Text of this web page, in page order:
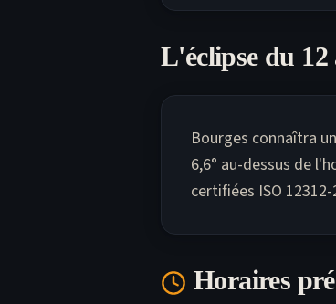
L'éclipse du 12
Bourges connaîtra
6,6° au-dessus de
certifiées ISO
Horaires